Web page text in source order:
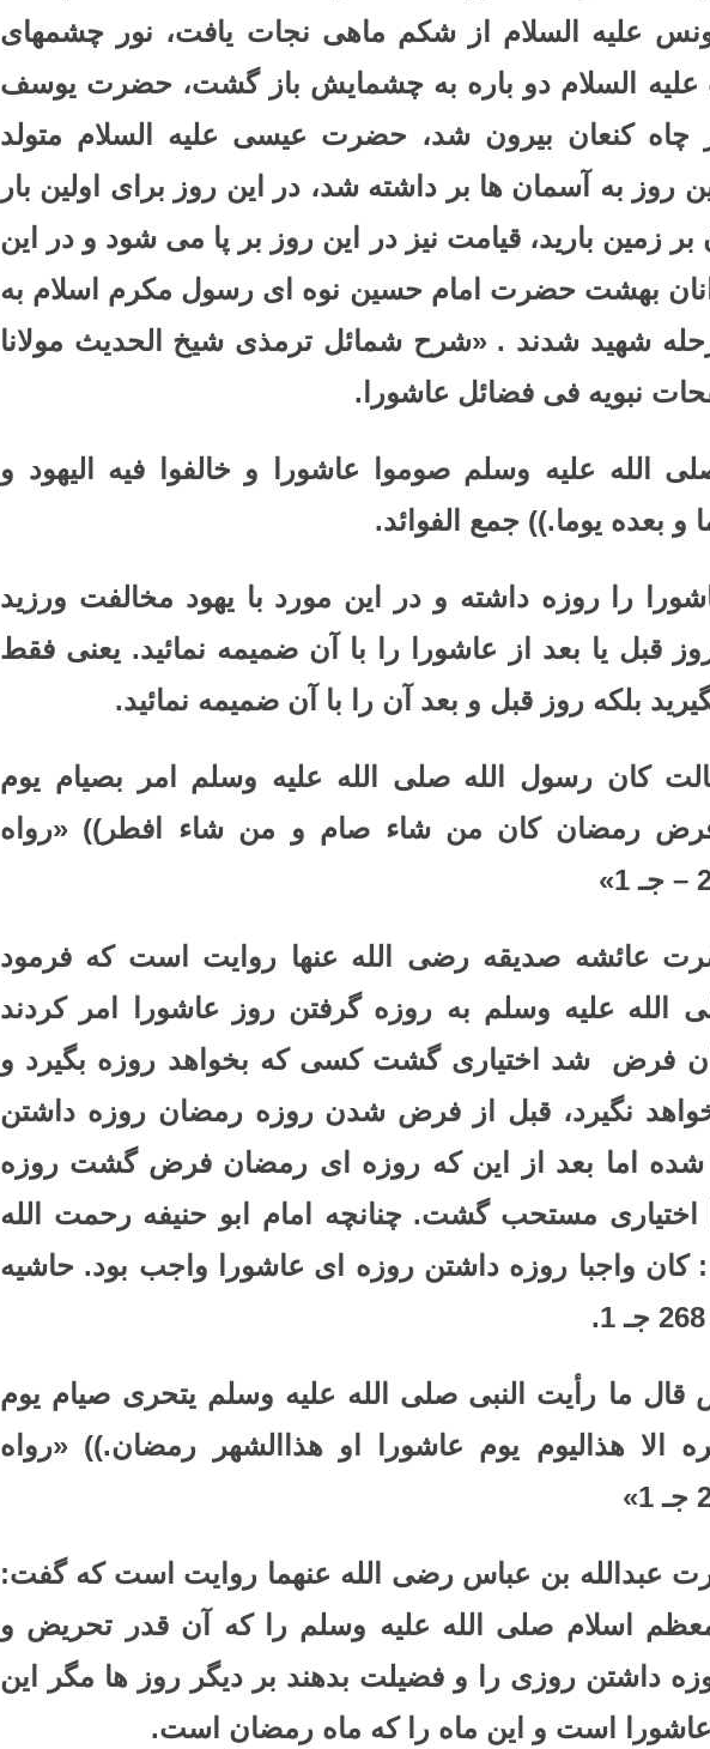
علیه السلام از شکم ماهی نجات یافت، نور چشمهای
السلام دو باره به چشمایش باز گشت، حضرت یوسف
چاه کنعان بیرون شد، حضرت عیسی علیه السلام متولد
به آسمان ها بر داشته شد، در این روز برای اولین بار
بر زمین بارید، قیامت نیز در این روز بر پا می شود و در این
بهشت حضرت امام حسین نوه ای رسول مکرم اسلام به
شهید شدند . «شرح شمائل ترمذی شیخ الحدیث مولانا
نبویه فی فضائل عاشورا.
الله علیه وسلم صوموا عاشورا و خالفوا فیه الیهود و
و بعده یوما.)) جمع الفوائد.
را روزه داشته و در این مورد با یهود مخالفت ورزید
قبل یا بعد از عاشورا را با آن ضمیمه نمائید. یعنی فقط
بلکه روز قبل و بعد آن را با آن ضمیمه نمائید.
کان رسول الله صلی الله علیه وسلم امر بصیام یوم
فرض رمضان کان من شاء صام و من شاء افطر)) «رواه
عائشه صدیقه رضی الله عنها روایت است که فرمود
الله علیه وسلم به روزه گرفتن روز عاشورا امر کردند
فرض شد اختیاری گشت کسی که بخواهد روزه بگیرد و
نگیرد، قبل از فرض شدن روزه رمضان روزه داشتن
اما بعد از این که روزه ای رمضان فرض گشت روزه
اختیاری مستحب گشت. چنانچه امام ابو حنیفه رحمت الله
: کان واجبا روزه داشتن روزه ای عاشورا واجب بود. حاشیه
ما رأیت النبی صلی الله علیه وسلم یتحری صیام یوم
الا هذالیوم یوم عاشورا او هذاالشهر رمضان.)) «رواه
عبدالله بن عباس رضی الله عنهما روایت است که گفت:
اسلام صلی الله علیه وسلم را که آن قدر تحریض و
داشتن روزی را و فضیلت بدهند بر دیگر روز ها مگر این
عاشورا است و این ماه را که ماه رمضان است.